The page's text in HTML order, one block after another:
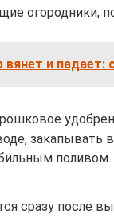
огородники,
вянет и
закапывать
поливом.
сразу после